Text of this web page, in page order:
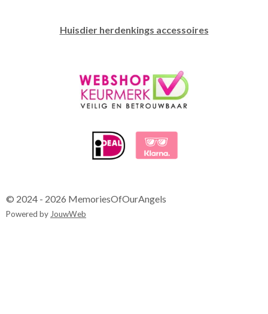
Huisdier herdenkings accessoires
© 2024 - 2026 MemoriesOfOurAngels
Powered byJouwWeb